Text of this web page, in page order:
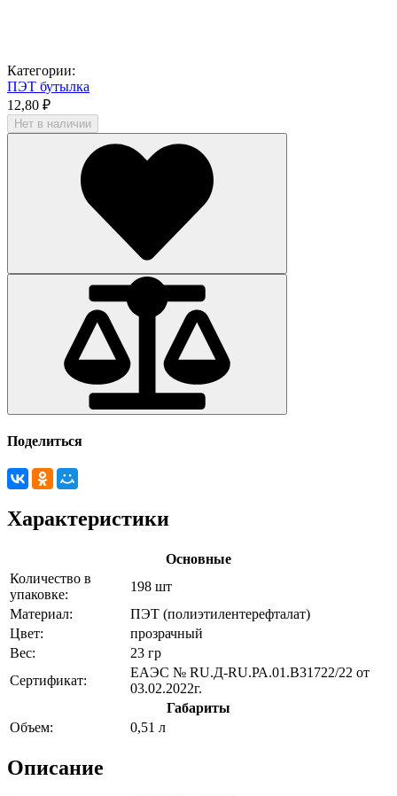
Категории:
ПЭТ бутылка
12,80 ₽
Нет в наличии
Поделиться
Характеристики
Основные
Количество в
упаковке:
198 шт
Материал:
ПЭТ (полиэтилентерефталат)
Цвет:
прозрачный
Вес:
23 гр
Сертификат:
ЕАЭС № RU.Д-RU.РА.01.В31722/22 от
03.02.2022г.
Габариты
Объем:
0,51 л
Описание